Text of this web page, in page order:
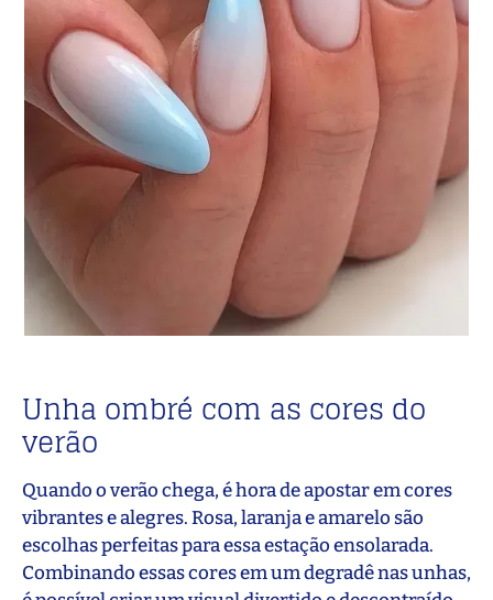
Unha ombré com as cores do
verão
Quando o verão chega, é hora de apostar em cores
vibrantes e alegres. Rosa, laranja e amarelo são
escolhas perfeitas para essa estação ensolarada.
Combinando essas cores em um degradê nas unhas,